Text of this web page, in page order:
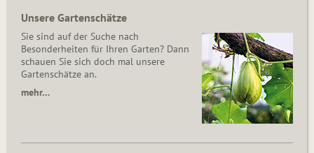
Unsere Gartenschätze
Sie sind auf der Suche nach
Besonderheiten für Ihren Garten? Dann
schauen Sie sich doch mal unsere
Gartenschätze an.
mehr…